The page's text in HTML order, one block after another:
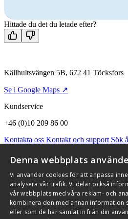
Kontakta oss
Hittade du det du letade efter?
Källhultsvängen 5B, 672 41 Töcksfors
Se i Google Maps ↗
Kundservice
+46 (0)10 209 86 00
Kontakta oss Kontakt och support Sök
Om FlexitAktuellt Miljö och
Qnister Visselblåsningsfunktion
© 2026 Flexit AB. Alla rättigheter
Aktuellt
Miljö och kvalitetssäkring
Denna webbplats
Vi använder cookies för att anpassa
analysera vår trafik. Vi delar också
vår webbplats med våra reklam- och
kombinera den med annan information
eller som de har samlat in från din